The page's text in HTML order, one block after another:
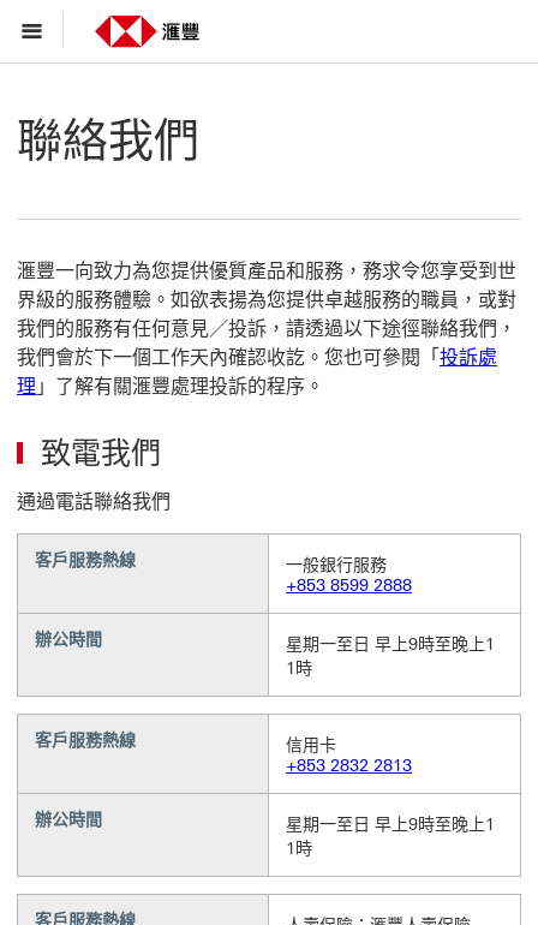
聯絡我們
滙豐一向致力為您提供優質產品和服務，務求令您享受到世
界級的服務體驗。如欲表揚為您提供卓越服務的職員，或對
我們的服務有任何意見／投訴，請透過以下途徑聯絡我們，
我們會於下一個工作天內確認收訖。您也可參閱「 投訴處
理 」了解有關滙豐處理投訴的程序。
致電我們
通過電話聯絡我們
客戶服務熱線
一般銀行服務
+853 8599 2888
辦公時間
星期一至日 早上9時至晚上1
1時
客戶服務熱線
信用卡
+853 2832 2813
辦公時間
星期一至日 早上9時至晚上1
1時
客戶服務熱線